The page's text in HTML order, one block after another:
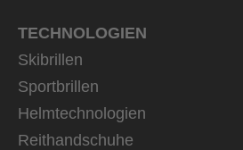
TECHNOLOGIEN
Skibrillen
Sportbrillen
Helmtechnologien
Reithandschuhe